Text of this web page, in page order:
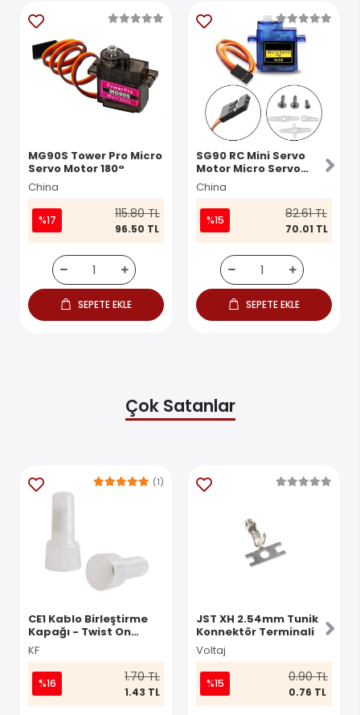
MG90S Tower Pro Micro
Servo Motor 180°
China
%17 115.80 TL
96.50 TL
SEPETE EKLE
SG90 RC Mini Servo
Motor Micro Servo
Motor SG90 9g 180°
China
%15 82.61 TL
70.01 TL
SEPETE EKLE
Çok Satanlar
CE1 Kablo Birleştirme
Kapağı - Twist On
Konnektör
KF
(1)
%16 1.70 TL
1.43 TL
JST XH 2.54mm Tunik
Konnektör Terminali
Voltaj
%15 0.90 TL
0.76 TL